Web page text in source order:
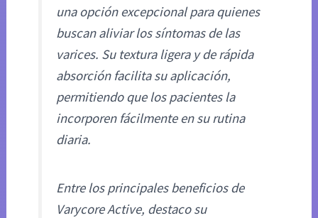
una opción excepcional para quienes
buscan aliviar los síntomas de las
varices. Su textura ligera y de rápida
absorción facilita su aplicación,
permitiendo que los pacientes la
incorporen fácilmente en su rutina
diaria.
Entre los principales beneficios de
Varycore Active, destaco su